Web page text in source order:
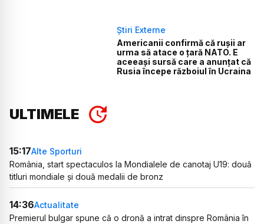
Știri Externe
Americanii confirmă că rușii ar
urma să atace o țară NATO. E
aceeași sursă care a anunțat că
Rusia începe războiul în Ucraina
ULTIMELE
15:17Alte Sporturi
România, start spectaculos la Mondialele de canotaj U19: două
titluri mondiale și două medalii de bronz
14:36Actualitate
Premierul bulgar spune că o dronă a intrat dinspre România în